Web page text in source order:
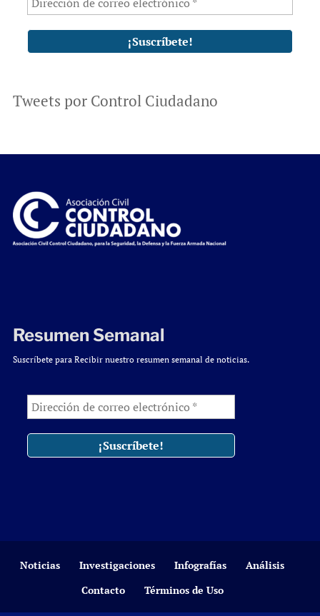
Tweets por Control Ciudadano
Resumen Semanal
Suscríbete para Recibir nuestro resumen semanal de noticias.
Noticias Investigaciones Infografías
Análisis
Contacto
Términos de Uso